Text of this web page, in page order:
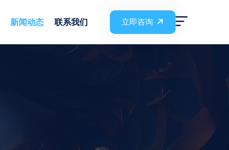
新闻动态 联系我们 立即咨询